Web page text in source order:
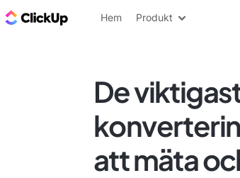
ClickUp-bloggen
Hem Produkt
De
att mäta